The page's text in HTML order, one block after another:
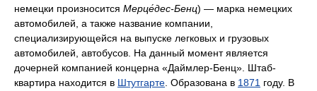
немецки произносится Мерце́дес-Бенц) — марка немецких
автомобилей, а также название компании,
специализирующейся на выпуске легковых и грузовых
автомобилей, автобусов. На данный момент является
дочерней компанией концерна «Даймлер-Бенц». Штаб-
квартира находится в Штутгарте . Образована в 1871 году. В